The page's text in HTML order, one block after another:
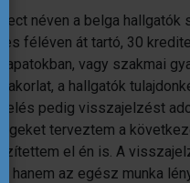
néven a belga
féléven át tartó, 30
vagy szakmai
a hallgatók
pedig visszajelzést
terveztem a
el én is. A
hanem az egész munka